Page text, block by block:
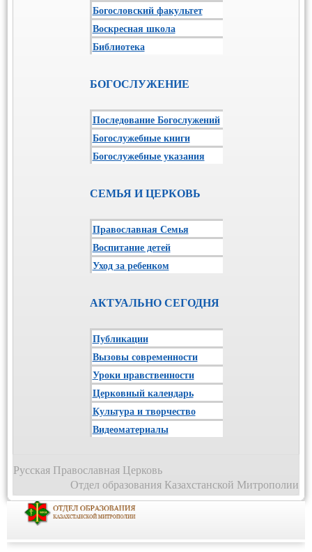
Богословский факультет
Воскресная школа
Библиотека
БОГОСЛУЖЕНИЕ
Последование Богослужений
Богослужебные книги
Богослужебные указания
СЕМЬЯ И ЦЕРКОВЬ
Православная Семья
Воспитание детей
Уход за ребенком
АКТУАЛЬНО СЕГОДНЯ
Публикации
Вызовы современности
Уроки нравственности
Церковный календарь
Культура и творчество
Видеоматериалы
Русская Православная Церковь
Отдел образования Казахстанской Митрополии